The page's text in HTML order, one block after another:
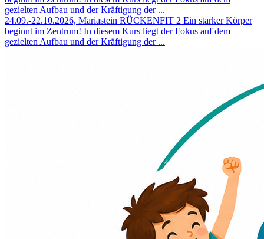
gezielten Aufbau und der Kräftigung der ...
24.09.-22.10.2026, Mariastein RÜCKENFIT 2 Ein starker Körper
beginnt im Zentrum! In diesem Kurs liegt der Fokus auf dem
gezielten Aufbau und der Kräftigung der ...